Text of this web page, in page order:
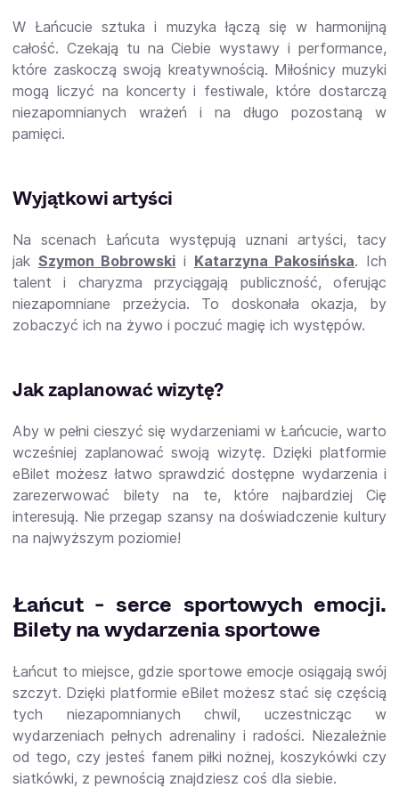
W Łańcucie sztuka i muzyka łączą się w harmonijną
całość. Czekają tu na Ciebie wystawy i performance,
które zaskoczą swoją kreatywnością. Miłośnicy muzyki
mogą liczyć na koncerty i festiwale, które dostarczą
niezapomnianych wrażeń i na długo pozostaną w
pamięci.
Wyjątkowi artyści
Na scenach Łańcuta występują uznani artyści, tacy
jak Szymon Bobrowski i Katarzyna Pakosińska. Ich
talent i charyzma przyciągają publiczność, oferując
niezapomniane przeżycia. To doskonała okazja, by
zobaczyć ich na żywo i poczuć magię ich występów.
Jak zaplanować wizytę?
Aby w pełni cieszyć się wydarzeniami w Łańcucie, warto
wcześniej zaplanować swoją wizytę. Dzięki platformie
eBilet możesz łatwo sprawdzić dostępne wydarzenia i
zarezerwować bilety na te, które najbardziej Cię
interesują. Nie przegap szansy na doświadczenie kultury
na najwyższym poziomie!
Łańcut - serce sportowych emocji.
Bilety na wydarzenia sportowe
Łańcut to miejsce, gdzie sportowe emocje osiągają swój
szczyt. Dzięki platformie eBilet możesz stać się częścią
tych niezapomnianych chwil, uczestnicząc w
wydarzeniach pełnych adrenaliny i radości. Niezależnie
od tego, czy jesteś fanem piłki nożnej, koszykówki czy
siatkówki, z pewnością znajdziesz coś dla siebie.